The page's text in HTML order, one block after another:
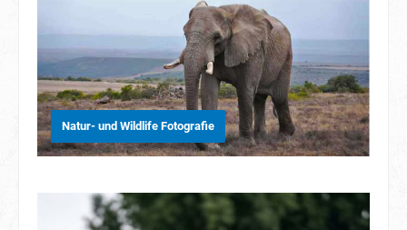
Natur- und Wildlife Fotografie